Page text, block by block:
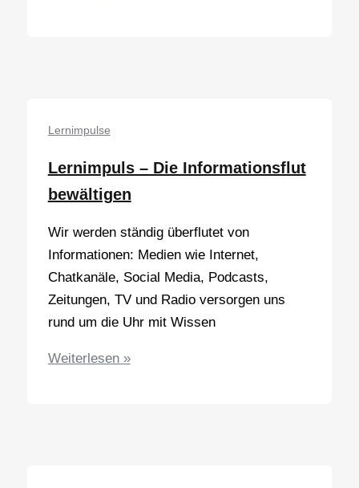
Lernimpulse
Lernimpuls – Die Informationsflut
bewältigen
Wir werden ständig überflutet von
Informationen: Medien wie Internet,
Chatkanäle, Social Media, Podcasts,
Zeitungen, TV und Radio versorgen uns
rund um die Uhr mit Wissen
Lernimpuls
Weiterlesen »